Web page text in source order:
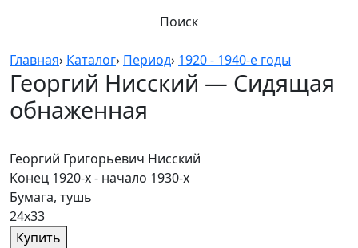
Поиск
Главная› Каталог› Период› 1920 - 1940-е годы
Георгий Нисский — Сидящая
обнаженная
Георгий Григорьевич Нисский
Конец 1920-х - начало 1930-х
Бумага, тушь
24х33
Купить